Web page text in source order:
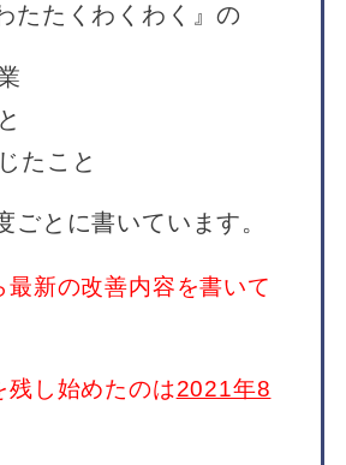
たたくわくわく』の
たこと
ごとに書いています。
新の改善内容を書いて
し始めたのは2021年8